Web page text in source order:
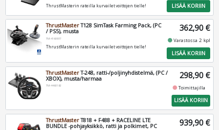
ThrustMasterin rateilla kurvailet voittojen tielle! LISÄÄ KORIIN
ThrustMasterT128 SimTask Farming Pack, (PC
/ PS5), musta
TM-4160937
ThrustMasterin rateilla kurvailet voittojen tielle!
362,90 €
fiber_manual_recordVarastossa 2 kpl
LISÄÄ KORIIN
ThrustMasterT-248, ratti-/poljinyhdistelmä, (PC /
XBOX), musta/harmaa
TM-4460182
298,90 €
fiber_manual_recordToimittajilla
LISÄÄ KORIIN
ThrustMasterT818 + F488 + RACELINE LTE
BUNDLE -pohjayksikkö, ratti ja polkimet, PC
939,90 €